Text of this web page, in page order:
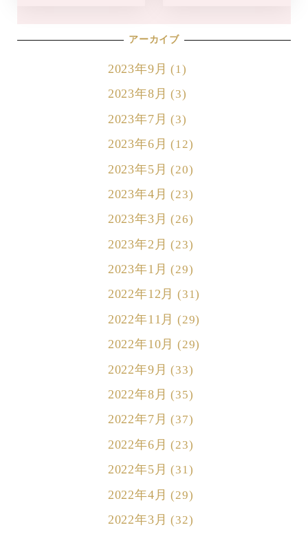
アーカイブ
2023年9月 (1)
2023年8月 (3)
2023年7月 (3)
2023年6月 (12)
2023年5月 (20)
2023年4月 (23)
2023年3月 (26)
2023年2月 (23)
2023年1月 (29)
2022年12月 (31)
2022年11月 (29)
2022年10月 (29)
2022年9月 (33)
2022年8月 (35)
2022年7月 (37)
2022年6月 (23)
2022年5月 (31)
2022年4月 (29)
2022年3月 (32)